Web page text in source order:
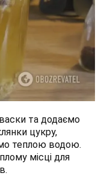
та додаємо
цукру,
теплою водою.
місці для